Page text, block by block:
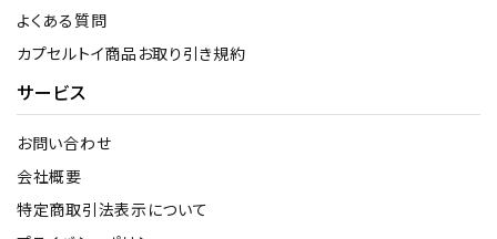
よくある質問
カプセルトイ商品お取り引き規約
サービス
お問い合わせ
会社概要
特定商取引法表示について